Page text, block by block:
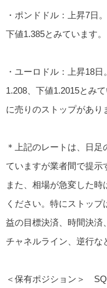
・ポンドドル：上昇7日
下値1.385とみています。
・ユーロドル：上昇18
1.208、下値1.2015とみ
に売りのストップがあり
＊上記のレートは、日
ていますが業者間で提示
また、相場が急変した
ください。特にストッ
益の目標決済、時間決済
チャネルライン、逆行な
＜保有ポジション＞ SQ